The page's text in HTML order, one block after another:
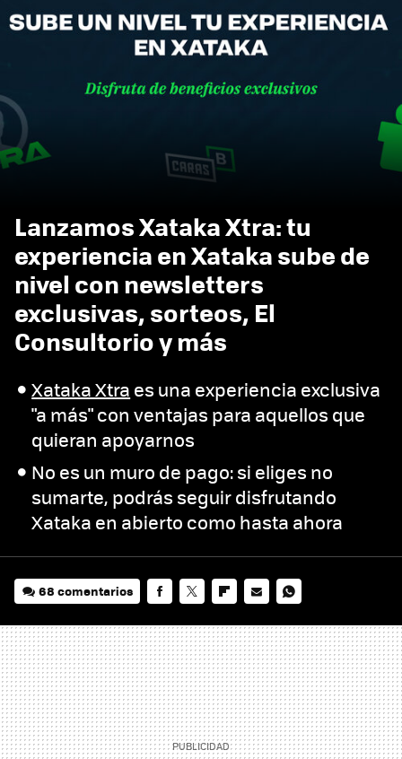
Lanzamos Xataka Xtra: tu
experiencia en Xataka sube de
nivel con newsletters
exclusivas, sorteos, El
Consultorio y más
Xataka Xtra es una experiencia exclusiva
"a más" con ventajas para aquellos que
quieran apoyarnos
No es un muro de pago: si eliges no
sumarte, podrás seguir disfrutando
Xataka en abierto como hasta ahora
68 comentarios
MAIL